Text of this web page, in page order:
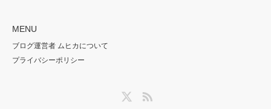
MENU
ブログ運営者 ムヒカについて
プライバシーポリシー